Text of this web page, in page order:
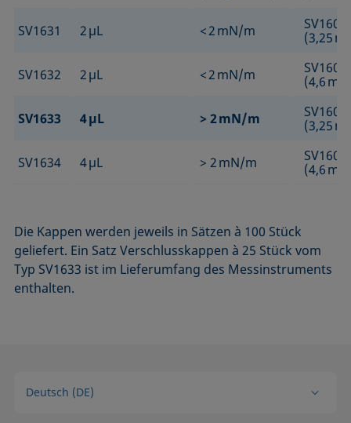
SV1631 2 µL < 2 mN/m
SV1601
(3,25
SV1632 2 µL < 2 mN/m
SV1602
(4,6
SV1633 4 µL > 2 mN/m
SV1601
(3,25
SV1634 4 µL > 2 mN/m
SV1602
(4,6
Die Kappen werden jeweils in Sätzen à 100 Stück
geliefert. Ein Satz Verschlusskappen à 25 Stück vom
Typ SV1633 ist im Lieferumfang des Messinstruments
enthalten.
Deutsch (DE)